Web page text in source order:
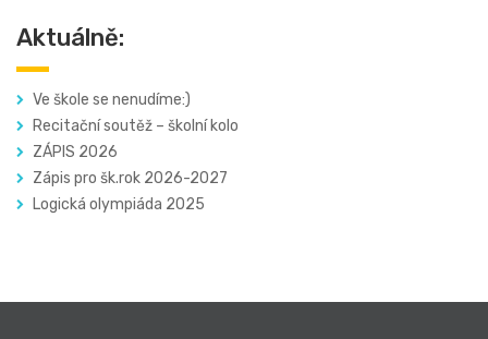
Aktuálně:
Ve škole se nenudíme:)
Recitační soutěž – školní kolo
ZÁPIS 2026
Zápis pro šk.rok 2026-2027
Logická olympiáda 2025